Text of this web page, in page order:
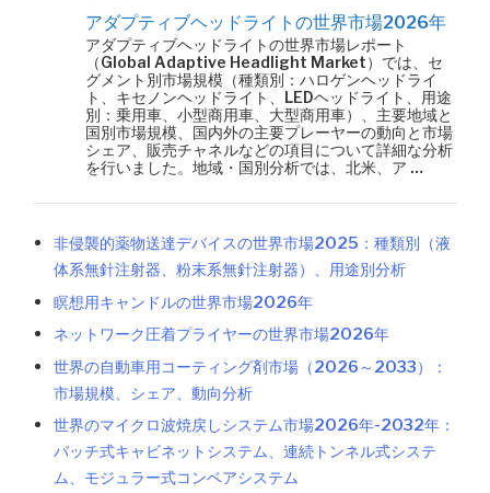
アダプティブヘッドライトの世界市場2026年
アダプティブヘッドライトの世界市場レポート
（Global Adaptive Headlight Market）では、セ
グメント別市場規模（種類別：ハロゲンヘッドライ
ト、キセノンヘッドライト、LEDヘッドライト、用途
別：乗用車、小型商用車、大型商用車）、主要地域と
国別市場規模、国内外の主要プレーヤーの動向と市場
シェア、販売チャネルなどの項目について詳細な分析
を行いました。地域・国別分析では、北米、ア …
非侵襲的薬物送達デバイスの世界市場2025：種類別（液
体系無針注射器、粉末系無針注射器）、用途別分析
瞑想用キャンドルの世界市場2026年
ネットワーク圧着プライヤーの世界市場2026年
世界の自動車用コーティング剤市場（2026～2033）：
市場規模、シェア、動向分析
世界のマイクロ波焼戻しシステム市場2026年-2032年：
バッチ式キャビネットシステム、連続トンネル式システ
ム、モジュラー式コンベアシステム